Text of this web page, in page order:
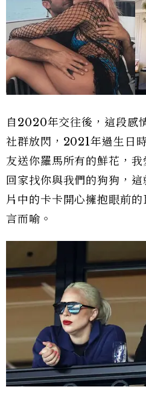
自2020年交往後，這段感
社群放閃，2021年過生日
友送你羅馬所有的鮮花，
回家找你與我們的狗狗，
片中的卡卡開心擁抱眼前
言而喻。